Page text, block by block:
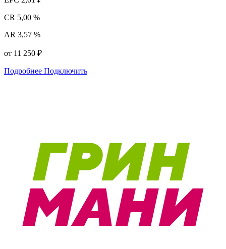
CR 5,00 %
AR 3,57 %
от 11 250 ₽
Подробнее Подключить